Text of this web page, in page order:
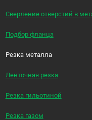
Сверление отверстий в
Подбор фланца
Резка металла
Ленточная резка
Резка гильотиной
Резка газом